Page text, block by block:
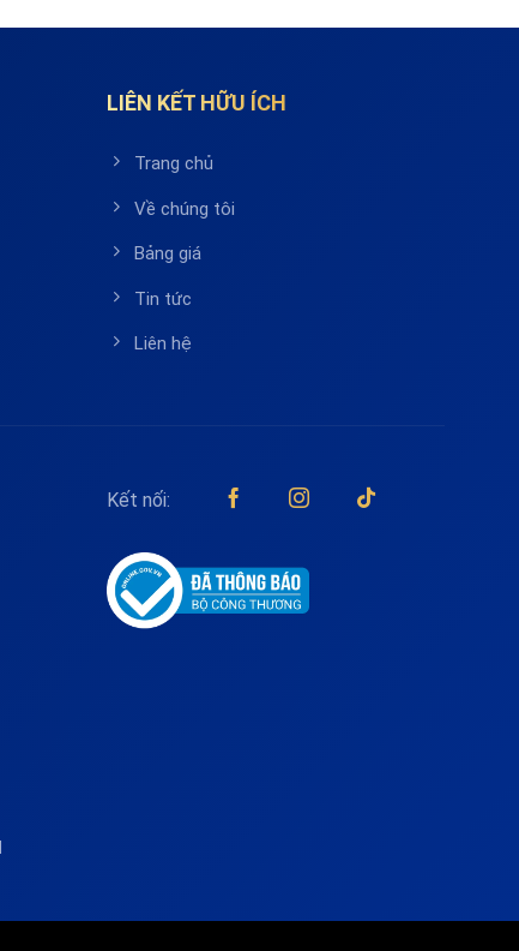
LIÊN KẾT HỮU ÍCH
Trang chủ
Về chúng tôi
Bảng giá
Tin tức
Liên hệ
Kết nối: